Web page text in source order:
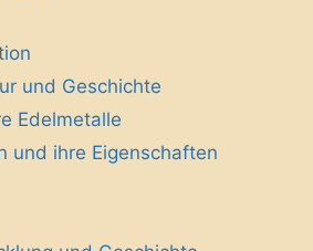
und Geschichte
Edelmetalle
und ihre Eigenschaften